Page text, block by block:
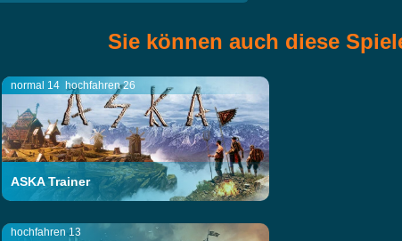
Sie können auch diese
normal 14 hochfahren 26
ASKA Trainer
hochfahren 13